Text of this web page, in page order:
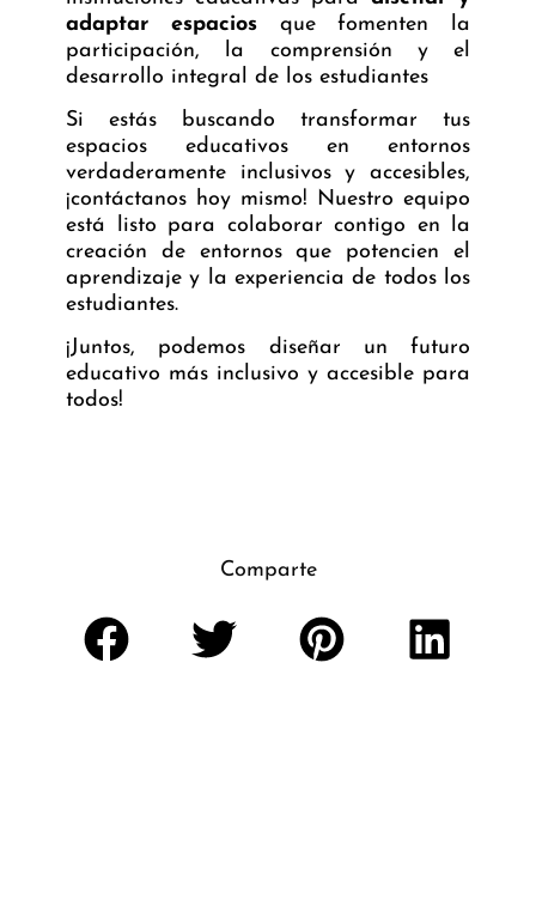
adaptar espaciosque fomenten la
participación, la comprensión y el
desarrollo integral de los estudiantes
Si estás buscando transformar tus
espacios educativos en entornos
verdaderamente inclusivos y accesibles,
¡contáctanos hoy mismo! Nuestro equipo
está listo para colaborar contigo en la
creación de entornos que potencien el
aprendizaje y la experiencia de todos los
estudiantes.
¡Juntos, podemos diseñar un futuro
educativo más inclusivo y accesible para
todos!
Comparte